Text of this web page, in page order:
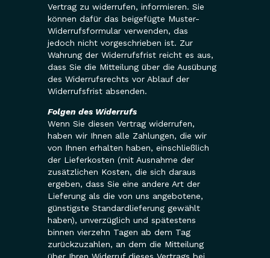
Vertrag zu widerrufen, informieren. Sie
können dafür das beigefügte Muster-
Widerrufsformular verwenden, das
jedoch nicht vorgeschrieben ist. Zur
Wahrung der Widerrufsfrist reicht es aus,
dass Sie die Mitteilung über die Ausübung
des Widerrufsrechts vor Ablauf der
Widerrufsfrist absenden.
Folgen des Widerrufs
Wenn Sie diesen Vertrag widerrufen,
haben wir Ihnen alle Zahlungen, die wir
von Ihnen erhalten haben, einschließlich
der Lieferkosten (mit Ausnahme der
zusätzlichen Kosten, die sich daraus
ergeben, dass Sie eine andere Art der
Lieferung als die von uns angebotene,
günstigste Standardlieferung gewählt
haben), unverzüglich und spätestens
binnen vierzehn Tagen ab dem Tag
zurückzuzahlen, an dem die Mitteilung
über Ihren Widerruf dieses Vertrags bei